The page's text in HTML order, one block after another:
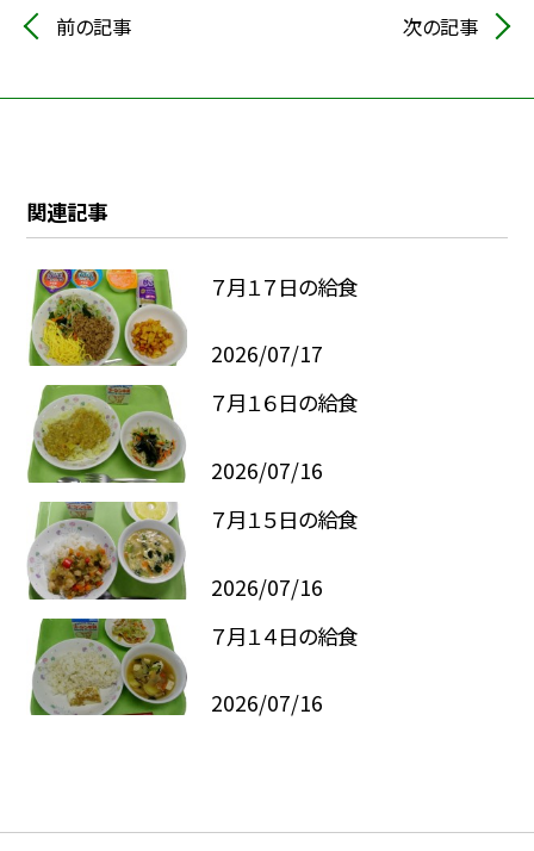
前の記事 次の記事
関連記事
７月１７日の給食
2026/07/17
７月１６日の給食
2026/07/16
７月１５日の給食
2026/07/16
７月１４日の給食
2026/07/16